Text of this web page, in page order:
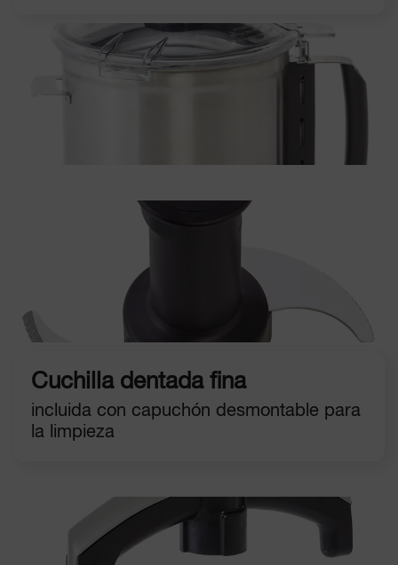
Cuchilla dentada fina
incluida con capuchón desmontable para
la limpieza